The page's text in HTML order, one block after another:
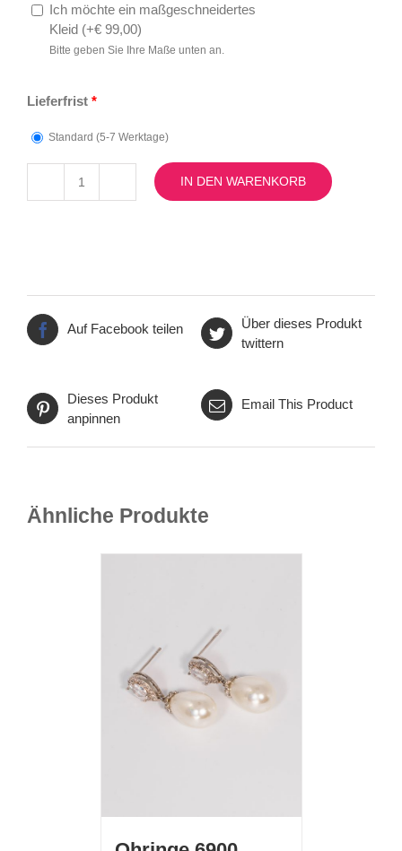
Ich möchte ein maßgeschneidertes
Kleid (+€ 99,00)
Bitte geben Sie Ihre Maße unten an.
Lieferfrist *
Standard (5-7 Werktage)
Ohringe
IN DEN WARENKORB
Auf Facebook teilen
Über dieses Produkt
twittern
Dieses Produkt
anpinnen
Email This Product
Ähnliche Produkte